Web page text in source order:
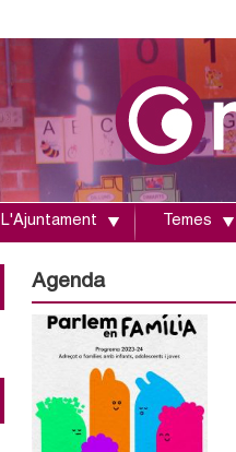
L'Ajuntament Temes
Agenda